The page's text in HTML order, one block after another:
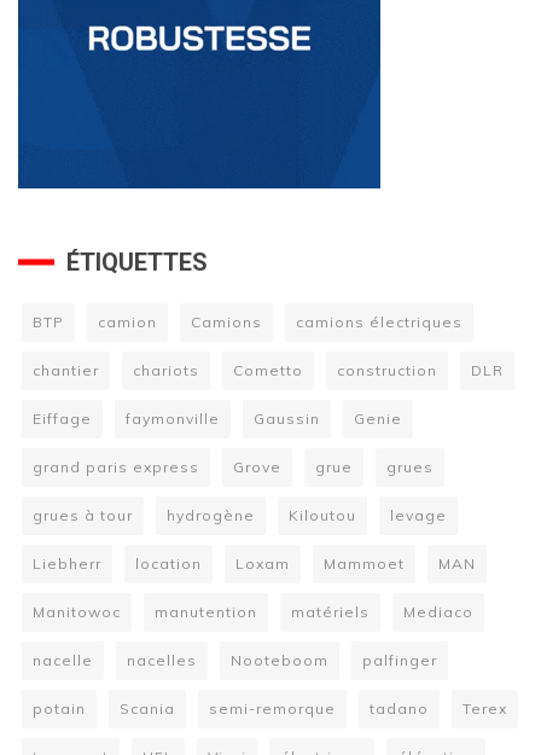
ÉTIQUETTES
BTP camion Camions camions électriques
chantier chariots Cometto construction DLR
Eiffage faymonville Gaussin Genie
grand paris express Grove grue grues
grues à tour hydrogène Kiloutou levage
Liebherr location Loxam Mammoet MAN
Manitowoc manutention matériels Mediaco
nacelle nacelles Nooteboom palfinger
potain Scania semi-remorque tadano Terex